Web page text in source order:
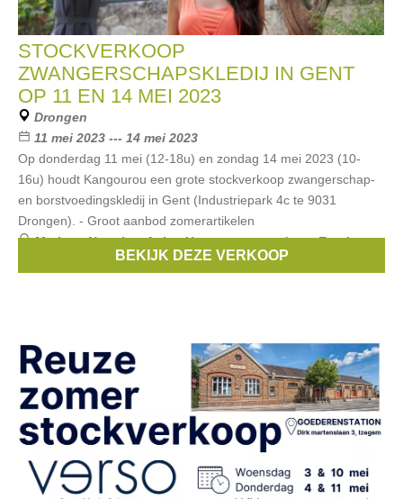
STOCKVERKOOP
ZWANGERSCHAPSKLEDIJ IN GENT
OP 11 EN 14 MEI 2023
Drongen
11 mei 2023 --- 14 mei 2023
Op donderdag 11 mei (12-18u) en zondag 14 mei 2023 (10-
16u) houdt Kangourou een grote stockverkoop zwangerschap-
en borstvoedingskledij in Gent (Industriepark 4c te 9031
Drongen). - Groot aanbod zomerartikelen
Merken:Noppies,Anita,Un ventre pour deux,Esprit
, ...
BEKIJK DEZE VERKOOP